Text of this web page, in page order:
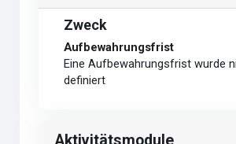
Zweck
Aufbewahrungsfrist
Eine Aufbewahrungsfrist wurde
definiert